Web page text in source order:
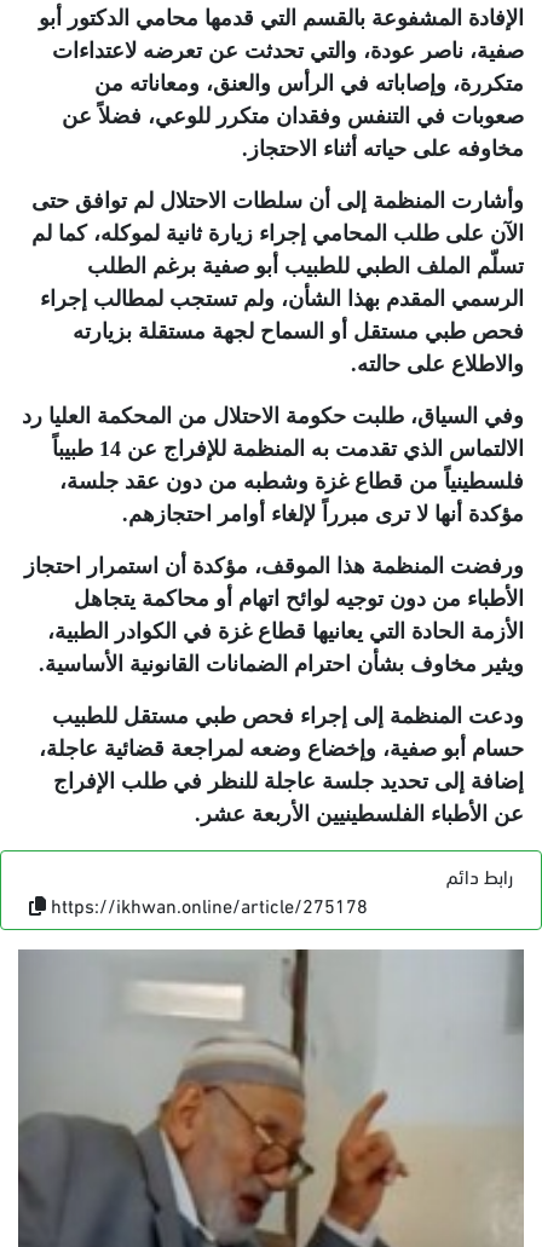
الإفادة المشفوعة بالقسم التي قدمها محامي الدكتور أبو
صفية، ناصر عودة، والتي تحدثت عن تعرضه لاعتداءات
متكررة، وإصاباته في الرأس والعنق، ومعاناته من
صعوبات في التنفس وفقدان متكرر للوعي، فضلاً عن
مخاوفه على حياته أثناء الاحتجاز .
وأشارت المنظمة إلى أن سلطات الاحتلال لم توافق حتى
الآن على طلب المحامي إجراء زيارة ثانية لموكله، كما لم
تسلّم الملف الطبي للطبيب أبو صفية برغم الطلب
الرسمي المقدم بهذا الشأن، ولم تستجب لمطالب إجراء
فحص طبي مستقل أو السماح لجهة مستقلة بزيارته
والاطلاع على حالته.
وفي السياق، طلبت حكومة الاحتلال من المحكمة العليا رد
الالتماس الذي تقدمت به المنظمة للإفراج عن 14 طبيباً
فلسطينياً من قطاع غزة وشطبه من دون عقد جلسة،
مؤكدة أنها لا ترى مبرراً لإلغاء أوامر احتجازهم.
ورفضت المنظمة هذا الموقف، مؤكدة أن استمرار احتجاز
الأطباء من دون توجيه لوائح اتهام أو محاكمة يتجاهل
الأزمة الحادة التي يعانيها قطاع غزة في الكوادر الطبية،
ويثير مخاوف بشأن احترام الضمانات القانونية الأساسية.
ودعت المنظمة إلى إجراء فحص طبي مستقل للطبيب
حسام أبو صفية، وإخضاع وضعه لمراجعة قضائية عاجلة،
إضافة إلى تحديد جلسة عاجلة للنظر في طلب الإفراج
عن الأطباء الفلسطينيين الأربعة عشر .
رابط دائم
https://ikhwan.online/article/275178